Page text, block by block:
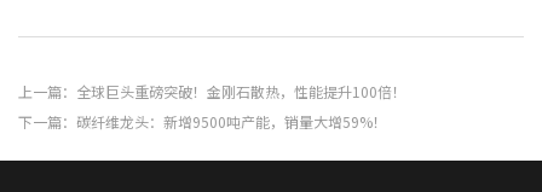
上一篇：全球巨头重磅突破！金刚石散热，性能提升100倍！
下一篇：碳纤维龙头：新增9500吨产能，销量大增59%！